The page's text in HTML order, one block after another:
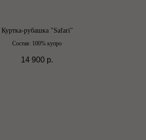
Куртка-рубашка "Safari"
Состав: 100% купро
14 900 р.